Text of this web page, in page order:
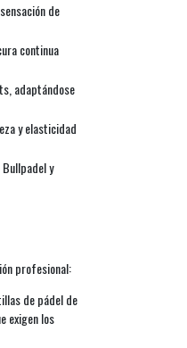
de
continua
adaptándose
y elasticidad
y
profesional:
de pádel de
exigen los